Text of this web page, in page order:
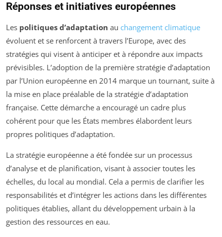
Réponses et initiatives européennes
Les politiques d’adaptation au changement climatique
évoluent et se renforcent à travers l’Europe, avec des
stratégies qui visent à anticiper et à répondre aux impacts
prévisibles. L’adoption de la première stratégie d’adaptation
par l’Union européenne en 2014 marque un tournant, suite à
la mise en place préalable de la stratégie d’adaptation
française. Cette démarche a encouragé un cadre plus
cohérent pour que les États membres élabordent leurs
propres politiques d’adaptation.
La stratégie européenne a été fondée sur un processus
d’analyse et de planification, visant à associer toutes les
échelles, du local au mondial. Cela a permis de clarifier les
responsabilités et d’intégrer les actions dans les différentes
politiques établies, allant du développement urbain à la
gestion des ressources en eau.